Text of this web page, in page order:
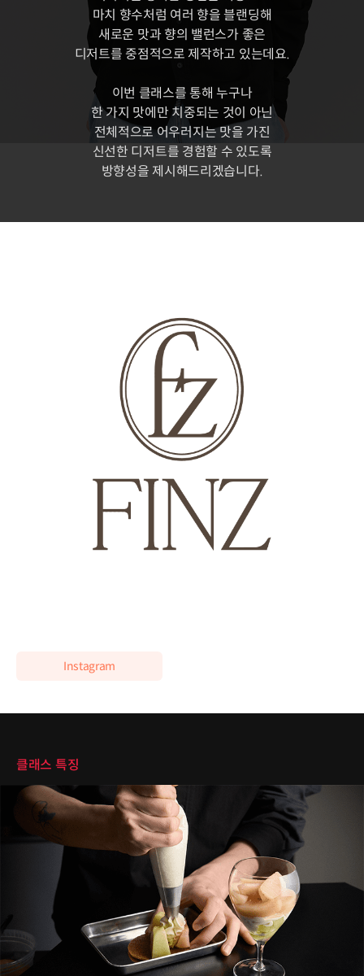
마치 향수처럼 여러 향을 블랜딩해
새로운 맛과 향의 밸런스가 좋은
디저트를 중점적으로 제작하고 있는데요.
이번 클래스를 통해 누구나
한 가지 맛에만 치중되는 것이 아닌
전체적으로 어우러지는 맛을 가진
신선한 디저트를 경험할 수 있도록
방향성을 제시해드리겠습니다.
페이스트리 셰프 김범주
현) 핀즈 오너 페이스트리 셰프
전) 밍글스(mingles) 페이스트리 셰프
2022 디올 컬렉션 F&B 총괄
Instagram
클래스 특징